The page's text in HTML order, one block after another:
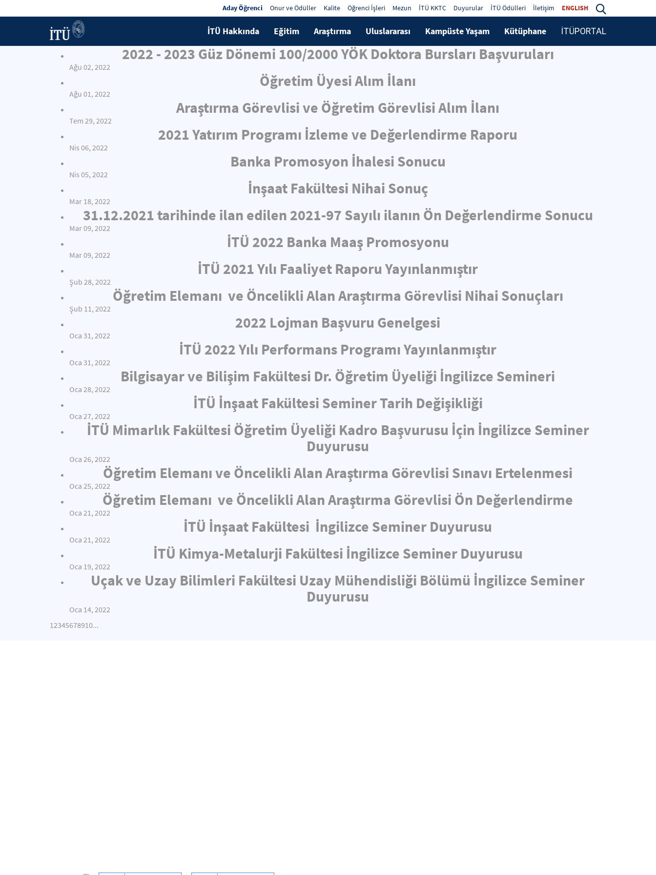
Aday Öğrenci Onur ve Ödüller Kalite Öğrenci İşleri Mezun İTÜ KKTC Duyurular İTÜ Ödülleri İletişim ENGLISH
İTÜ Hakkında Eğitim Araştırma Uluslararası Kampüste Yaşam Kütüphane İTÜPORTAL
2022 - 2023 Güz Dönemi 100/2000 YÖK Doktora Bursları Başvuruları
Ağu 02, 2022
Öğretim Üyesi Alım İlanı
Ağu 01, 2022
Araştırma Görevlisi ve Öğretim Görevlisi Alım İlanı
Tem 29, 2022
2021 Yatırım Programı İzleme ve Değerlendirme Raporu
Nis 06, 2022
Banka Promosyon İhalesi Sonucu
Nis 05, 2022
İnşaat Fakültesi Nihai Sonuç
Mar 18, 2022
31.12.2021 tarihinde ilan edilen 2021-97 Sayılı ilanın Ön Değerlendirme Sonucu
Mar 09, 2022
İTÜ 2022 Banka Maaş Promosyonu
Mar 09, 2022
İTÜ 2021 Yılı Faaliyet Raporu Yayınlanmıştır
Şub 28, 2022
Öğretim Elemanı ve Öncelikli Alan Araştırma Görevlisi Nihai Sonuçları
Şub 11, 2022
2022 Lojman Başvuru Genelgesi
Oca 31, 2022
İTÜ 2022 Yılı Performans Programı Yayınlanmıştır
Oca 31, 2022
Bilgisayar ve Bilişim Fakültesi Dr. Öğretim Üyeliği İngilizce Semineri
Oca 28, 2022
İTÜ İnşaat Fakültesi Seminer Tarih Değişikliği
Oca 27, 2022
İTÜ Mimarlık Fakültesi Öğretim Üyeliği Kadro Başvurusu İçin İngilizce Seminer
Duyurusu
Oca 26, 2022
Öğretim Elemanı ve Öncelikli Alan Araştırma Görevlisi Sınavı Ertelenmesi
Oca 25, 2022
Öğretim Elemanı ve Öncelikli Alan Araştırma Görevlisi Ön Değerlendirme
Oca 21, 2022
İTÜ İnşaat Fakültesi İngilizce Seminer Duyurusu
Oca 21, 2022
İTÜ Kimya-Metalurji Fakültesi İngilizce Seminer Duyurusu
Oca 19, 2022
Uçak ve Uzay Bilimleri Fakültesi Uzay Mühendisliği Bölümü İngilizce Seminer
Duyurusu
Oca 14, 2022
12345678910...